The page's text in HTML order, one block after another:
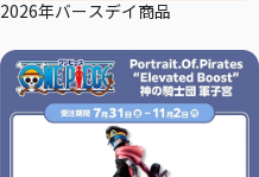
2026年バースデイ商品